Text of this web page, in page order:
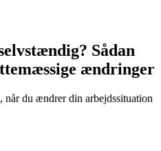
Sådan
ændringer
når du ændrer din arbejdssituation